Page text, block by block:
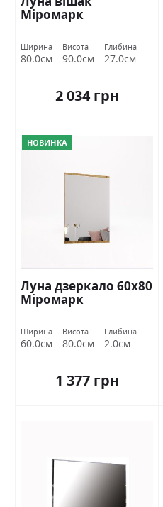
Міромарк
Ширина
80.0см
Висота
90.0см
Глибина
27.0см
2 034 грн
НОВИНКА
Луна дзеркало 60х80
Міромарк
Ширина
60.0см
Висота
80.0см
Глибина
2.0см
1 377 грн